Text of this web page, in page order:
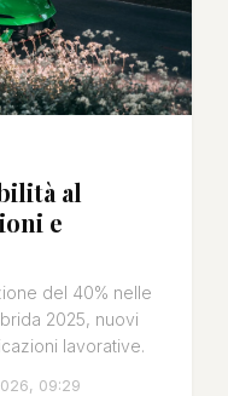
al
e
del 40% nelle
2025, nuovi
lavorative.
09:29